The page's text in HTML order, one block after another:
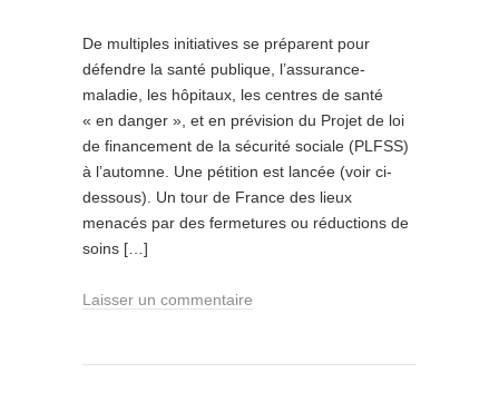
De multiples initiatives se préparent pour
défendre la santé publique, l’assurance-
maladie, les hôpitaux, les centres de santé
« en danger », et en prévision du Projet de loi
de financement de la sécurité sociale (PLFSS)
à l’automne. Une pétition est lancée (voir ci-
dessous). Un tour de France des lieux
menacés par des fermetures ou réductions de
soins […]
Laisser un commentaire